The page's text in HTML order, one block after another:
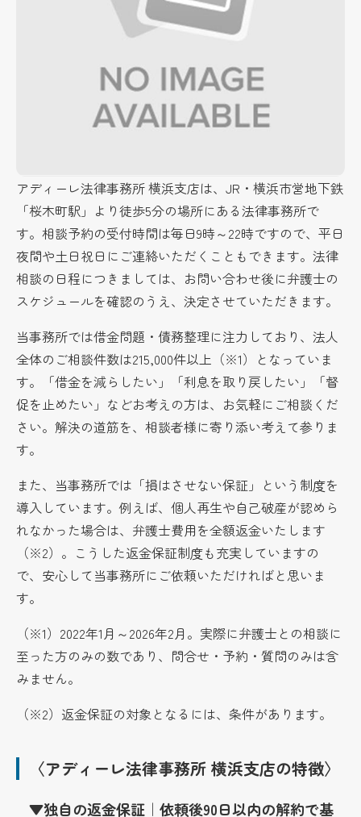
アディーレ法律事務所 横浜支店は、JR・横浜市営地下鉄
「桜木町駅」より徒歩5分の場所にある法律事務所で
す。相談予約の受付時間は毎日9時～22時ですので、平日
夜間や土日祝日にご連絡いただくこともできます。法律
相談の日程につきましては、お問い合わせ後に弁護士の
スケジュールを確認のうえ、決定させていただきます。
当事務所では借金問題・債務整理に注力しており、法人
全体のご相談件数は215,000件以上（※1）となっていま
す。「借金を減らしたい」「利息を取り戻したい」「督
促を止めたい」などお考えの方は、お気軽にご相談くだ
さい。解決の道筋を、相談者様に寄り添い考えて参りま
す。
また、当事務所では「損はさせない保証」という制度を
導入しています。例えば、個人再生や自己破産が認めら
れなかった場合は、弁護士費用を全額返金いたします
（※2）。こうした返金保証制度も充実していますの
で、安心して当事務所にご依頼いただければと思いま
す。
（※1）2022年1月～2026年2月。実際に弁護士との相談に
至った方のみの数であり、問合せ・予約・質問のみは含
みません。
（※2）返金保証の対象となるには、条件があります。
〈アディーレ法律事務所 横浜支店の特徴〉
▼独自の返金保証｜依頼後90日以内の解約で基